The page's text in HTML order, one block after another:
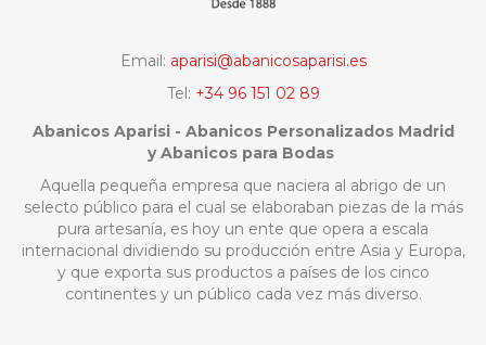
Email: aparisi@abanicosaparisi.es
Tel: +34 96 151 02 89
Abanicos Aparisi - Abanicos Personalizados Madrid
y Abanicos para Bodas
Aquella pequeña empresa que naciera al abrigo de un
selecto público para el cual se elaboraban piezas de la más
pura artesanía, es hoy un ente que opera a escala
internacional dividiendo su producción entre Asia y Europa,
y que exporta sus productos a países de los cinco
continentes y un público cada vez más diverso.